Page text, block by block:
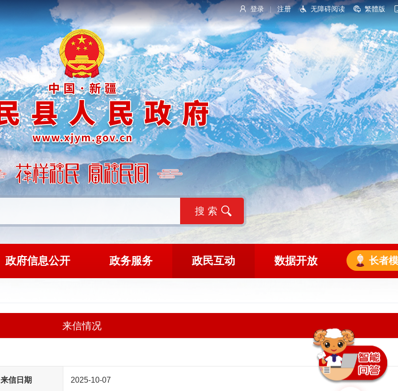
登录 注册 无障碍阅读 繁體版
政府信息公开 政务服务 政民互动 数据开放 长者
来信情况
来信日期 2025-10-07